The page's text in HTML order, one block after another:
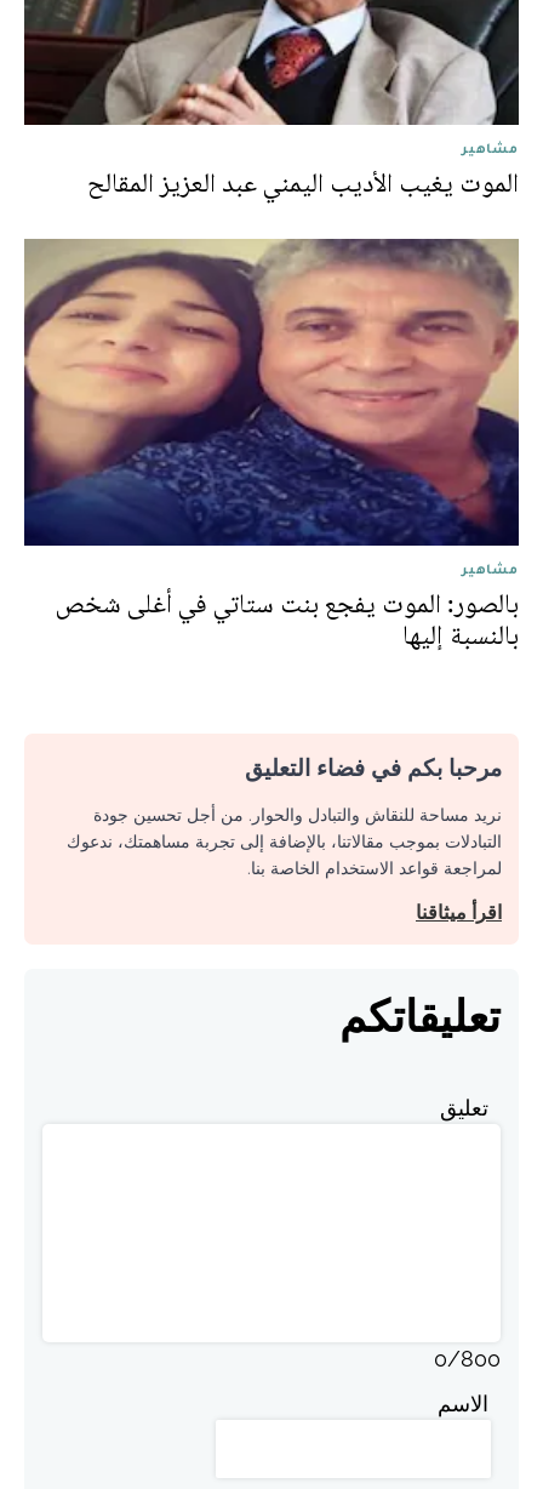
مشاهير
الموت يغيب الأديب اليمني عبد العزيز المقالح
مشاهير
بالصور: الموت يفجع بنت ستاتي في أغلى شخص
بالنسبة إليها
مرحبا بكم في فضاء التعليق
نريد مساحة للنقاش والتبادل والحوار. من أجل تحسين جودة
التبادلات بموجب مقالاتنا، بالإضافة إلى تجربة مساهمتك، ندعوك
لمراجعة قواعد الاستخدام الخاصة بنا.
اقرأ ميثاقنا
تعليقاتكم
تعليق
0/800
الاسم